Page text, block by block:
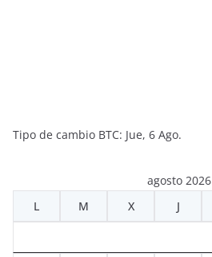
Tipo de cambio BTC: Jue, 6 Ago.
agosto 2026
L
M X J